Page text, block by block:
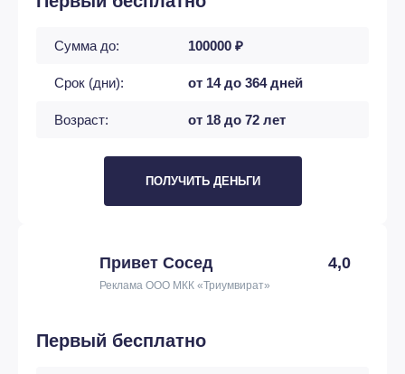
Сумма до: 100000 ₽
Срок (дни): от 14 до 364 дней
Возраст: от 18 до 72 лет
ПОЛУЧИТЬ ДЕНЬГИ
Привет Сосед 4,0
Реклама ООО МКК «Триумвират»
Первый бесплатно